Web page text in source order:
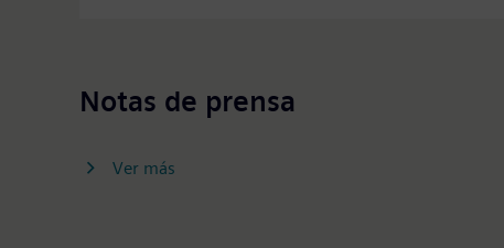
Notas de prensa
Ver más